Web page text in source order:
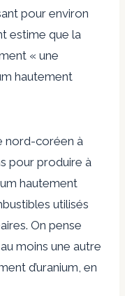
pour environ
estime que la
« une
hautement
nord-coréen à
pour produire à
hautement
utilisés
On pense
moins une autre
d’uranium, en